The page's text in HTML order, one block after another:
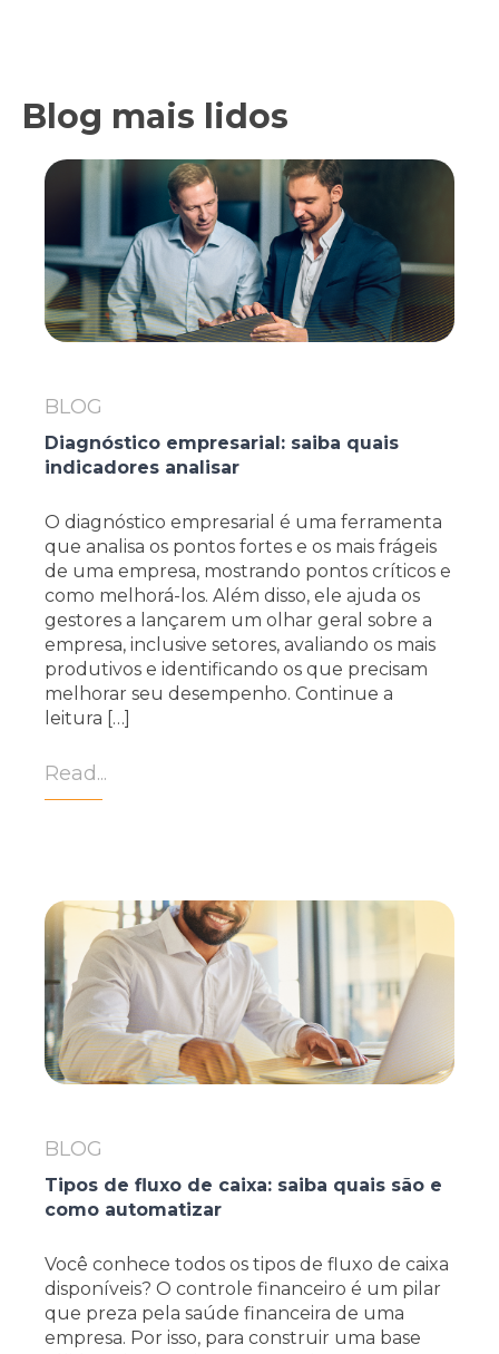
Blog mais lidos
BLOG
Diagnóstico empresarial: saiba quais
indicadores analisar
O diagnóstico empresarial é uma ferramenta
que analisa os pontos fortes e os mais frágeis
de uma empresa, mostrando pontos críticos e
como melhorá-los. Além disso, ele ajuda os
gestores a lançarem um olhar geral sobre a
empresa, inclusive setores, avaliando os mais
produtivos e identificando os que precisam
melhorar seu desempenho. Continue a
leitura […]
Read...
BLOG
Tipos de fluxo de caixa: saiba quais são e
como automatizar
Você conhece todos os tipos de fluxo de caixa
disponíveis? O controle financeiro é um pilar
que preza pela saúde financeira de uma
empresa. Por isso, para construir uma base